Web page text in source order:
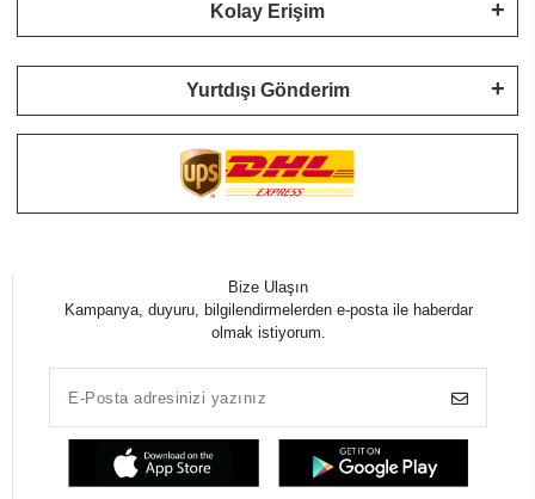
Kolay Erişim
Yurtdışı Gönderim
Bize Ulaşın
Kampanya, duyuru, bilgilendirmelerden e-posta ile haberdar
olmak istiyorum.